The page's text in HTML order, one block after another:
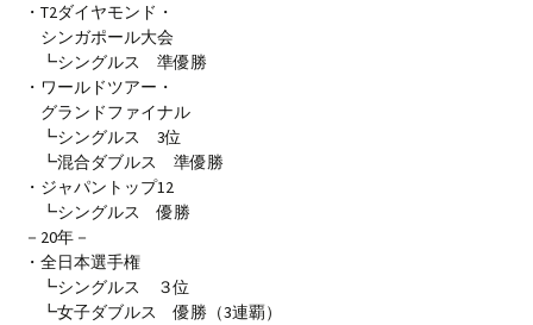
・T2ダイヤモンド・
シンガポール大会
┗シングルス 準優勝
・ワールドツアー・
グランドファイナル
┗シングルス 3位
┗混合ダブルス 準優勝
・ジャパントップ12
┗シングルス 優勝
－20年－
・全日本選手権
┗シングルス ３位
┗女子ダブルス 優勝（3連覇）